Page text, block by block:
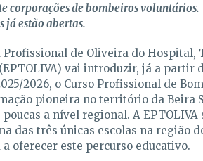
corporações de bombeiros voluntários.
já estão abertas.
Profissional de Oliveira do Hospital,
vai introduzir, já a partir
2026, o Curso Profissional de
pioneira no território da Beira
poucas a nível regional. A EPTOLIVA
das três únicas escolas na região
a oferecer este percurso educativo.